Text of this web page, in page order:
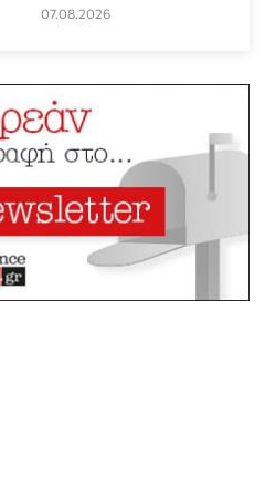
07.08.2026